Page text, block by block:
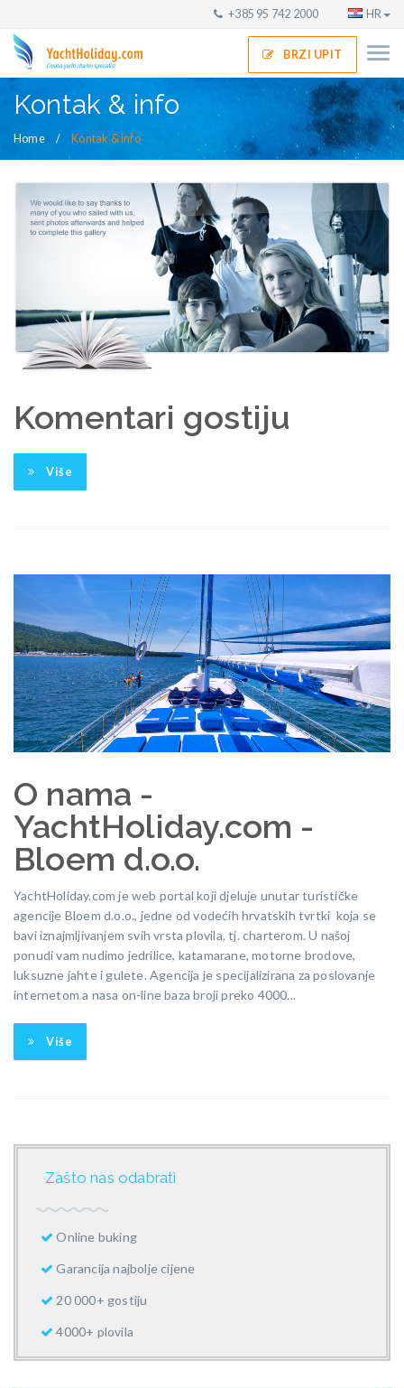
+385 95 742 2000 HR
BRZI UPIT
Kontak & info
Home Kontak & info
Komentari gostiju
Više
O nama -
YachtHoliday.com -
Bloem d.o.o.
YachtHoliday.com je web portal koji djeluje unutar turističke
agencije Bloem d.o.o., jedne od vodećih hrvatskih tvrtki koja se
bavi iznajmljivanjem svih vrsta plovila, tj. charterom. U našoj
ponudi vam nudimo jedrilice, katamarane, motorne brodove,
luksuzne jahte i gulete. Agencija je specijalizirana za poslovanje
internetom a nasa on-line baza broji preko 4000...
Više
Zašto nas odabrati
Online buking
Garancija najbolje cijene
20 000+ gostiju
4000+ plovila